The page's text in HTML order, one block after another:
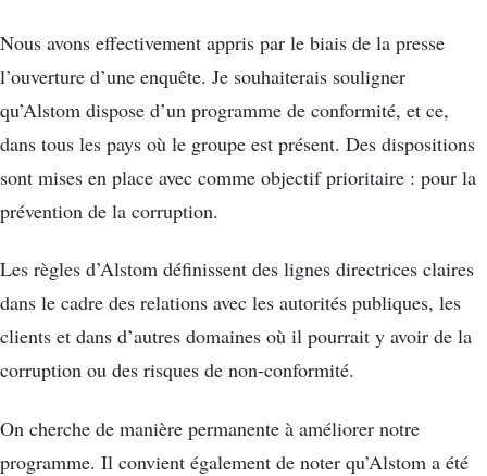
Nous avons effectivement appris par le biais de la presse
l’ouverture d’une enquête. Je souhaiterais souligner
qu’Alstom dispose d’un programme de conformité, et ce,
dans tous les pays où le groupe est présent. Des dispositions
sont mises en place avec comme objectif prioritaire : pour la
prévention de la corruption.
Les règles d’Alstom définissent des lignes directrices claires
dans le cadre des relations avec les autorités publiques, les
clients et dans d’autres domaines où il pourrait y avoir de la
corruption ou des risques de non-conformité.
On cherche de manière permanente à améliorer notre
programme. Il convient également de noter qu’Alstom a été